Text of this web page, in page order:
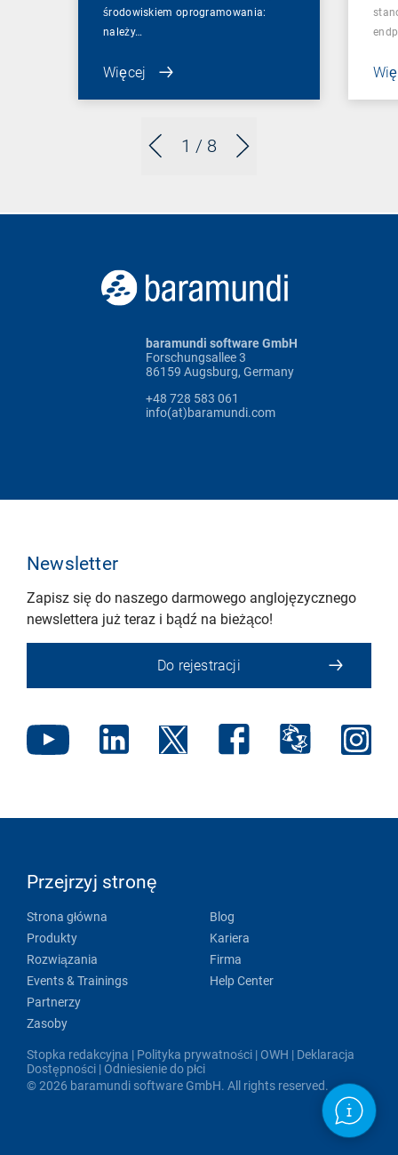
1 / 8
środowiskiem oprogramowania:
należy…
Więcej
baramundi software GmbH
Forschungsallee 3
86159 Augsburg, Germany
+48 728 583 061
info(at)baramundi.com
Newsletter
Zapisz się do naszego darmowego anglojęzycznego
newslettera już teraz i bądź na bieżąco!
Do rejestracji
Przejrzyj stronę
Strona główna
Produkty
Rozwiązania
Events & Trainings
Partnerzy
Zasoby
Blog
Kariera
Firma
Help Center
Stopka redakcyjna | Polityka prywatności | OWH | Deklaracja
Dostępności | Odniesienie do płci
© 2026 baramundi software GmbH. All rights reserved.